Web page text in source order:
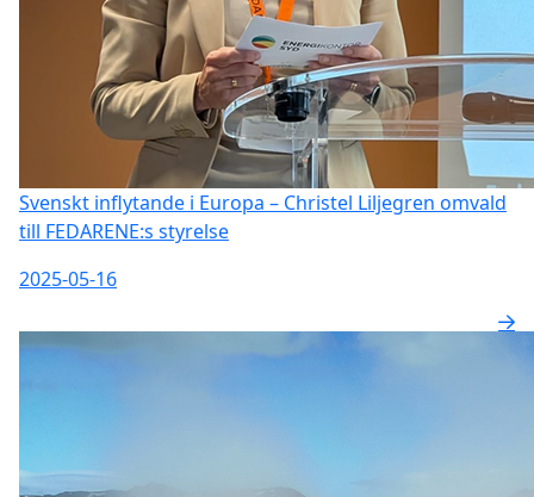
Svenskt inflytande i Europa – Christel Liljegren omvald
till FEDARENE:s styrelse
2025-05-16